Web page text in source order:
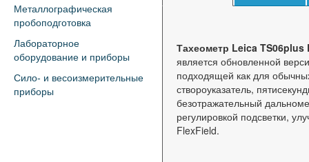
Металлографическая
пробоподготовка
Лабораторное
оборудование и приборы
Сило- и весоизмерительные
приборы
Тахеометр Leica TS06plus
является обновленной
подходящей как для
створоуказатель,
безотражательный
регулировкой подсветки,
FlexField.